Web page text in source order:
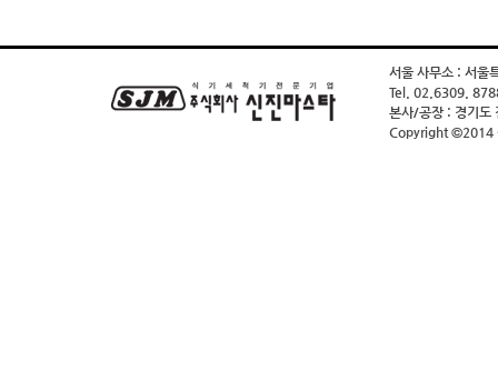
서울 사무소 : 서울
Tel. 02.6309.
본사/공장 : 경기도
Copyright ©2014